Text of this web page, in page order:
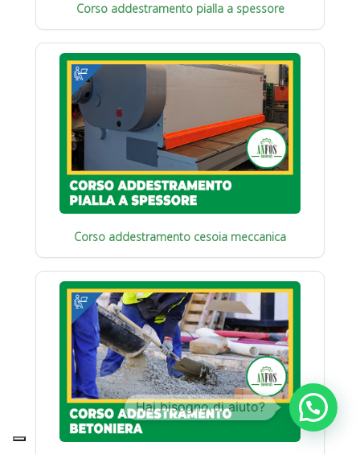
Corso addestramento pialla a spessore
Corso addestramento cesoia meccanica